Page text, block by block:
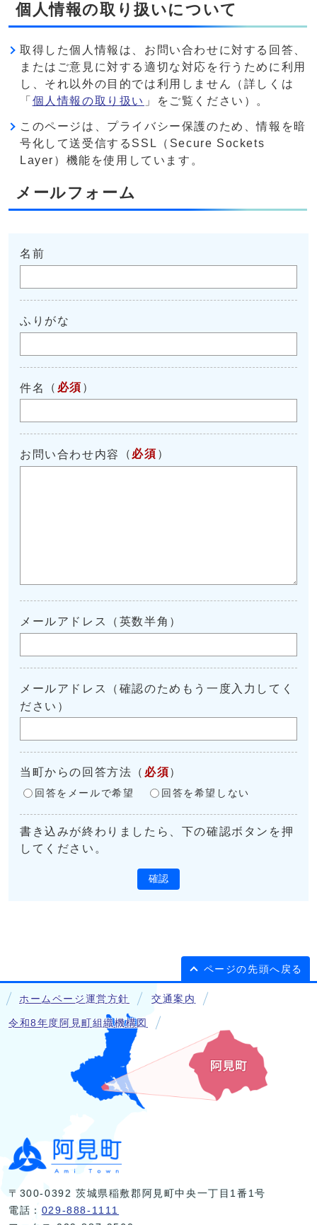
個人情報の取り扱いについて
取得した個人情報は、お問い合わせに対する回答、
またはご意見に対する適切な対応を行うために利用
し、それ以外の目的では利用しません（詳しくは
「 個人情報の取り扱い 」をご覧ください）。
このページは、プライバシー保護のため、情報を暗
号化して送受信するSSL（Secure Sockets
Layer）機能を使用しています。
メールフォーム
名前
ふりがな
件名 （ 必須 ）
お問い合わせ内容 （ 必須 ）
メールアドレス（英数半角）
メールアドレス（確認のためもう一度入力してく
ださい）
当町からの回答方法 （ 必須 ）
回答をメールで希望 回答を希望しない
書き込みが終わりましたら、下の確認ボタンを押
してください。
確認
ページの先頭へ戻る
ホームページ運営方針 交通案内
令和8年度阿見町組織機構図
〒300-0392 茨城県稲敷郡阿見町中央一丁目1番1号
電話： 029-888-1111